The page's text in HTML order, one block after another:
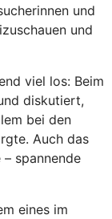
und
und
viel los: Beim
diskutiert,
bei den
Auch das
spannende
eines im